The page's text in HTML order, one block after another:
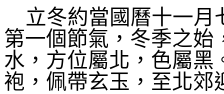
立冬約當國曆十一
第一個節氣，冬季之始
水，方位屬北，色屬黑
袍，佩帶玄玉，至北郊